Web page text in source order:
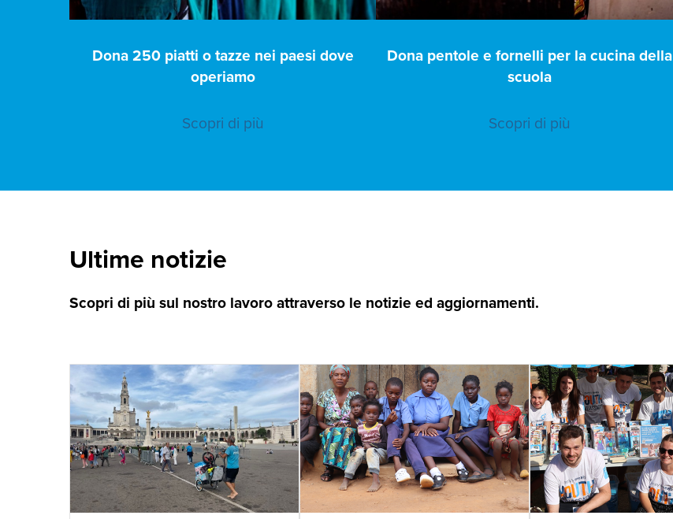
Dona 250 piatti o tazze nei paesi dove
operiamo
Scopri di più
Dona pentole e fornelli per la cucina della
scuola
Scopri di più
Ultime notizie
Scopri di più sul nostro lavoro attraverso le notizie ed aggiornamenti.